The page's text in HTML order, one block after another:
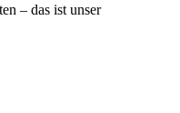
– das ist unser